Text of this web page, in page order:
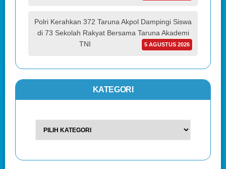
Polri Kerahkan 372 Taruna Akpol Dampingi Siswa
di 73 Sekolah Rakyat Bersama Taruna Akademi
TNI
5 AGUSTUS 2026
KATEGORI